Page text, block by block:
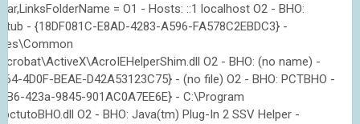
= O1 - Hosts: ::1 localhost O2 - BHO:
- {18DF081C-E8AD-4283-A596-FA578C2EBDC3} -
O2 - BHO: (no name) -
4D0F-BEAE-D42A53123C75} - (no file) O2 - BHO: PCTBHO -
423a-9845-901AC0A7EE6E} - C:\Program
O2 - BHO: Java(tm) Plug-In 2 SSV Helper -